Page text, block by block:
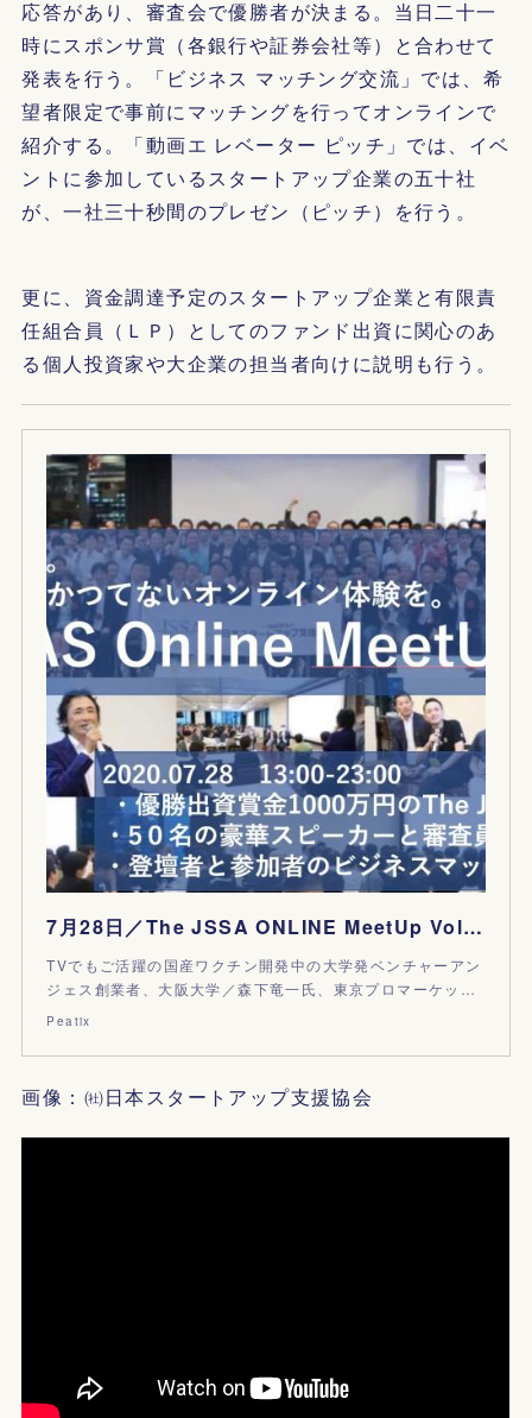
応答があり、審査会で優勝者が決まる。当日二十一
時にスポンサ賞（各銀行や証券会社等）と合わせて
発表を行う。「ビジネス マッチング交流」では、希
望者限定で事前にマッチングを行ってオンラインで
紹介する。「動画エ レベーター ピッチ」では、イベ
ントに参加しているスタートアップ企業の五十社
が、一社三十秒間のプレゼン（ピッチ）を行う。
更に、資金調達予定のスタートアップ企業と有限責
任組合員（ＬＰ）としてのファンド出資に関心のあ
る個人投資家や大企業の担当者向けに説明も行う。
7月28日／The JSSA ONLINE MeetUp Vol.29
TVでもご活躍の国産ワクチン開発中の大学発ベンチャーアン
ジェス創業者、大阪大学／森下竜一氏、東京プロマーケッ…
Peatix
画像：㈳日本スタートアップ支援協会